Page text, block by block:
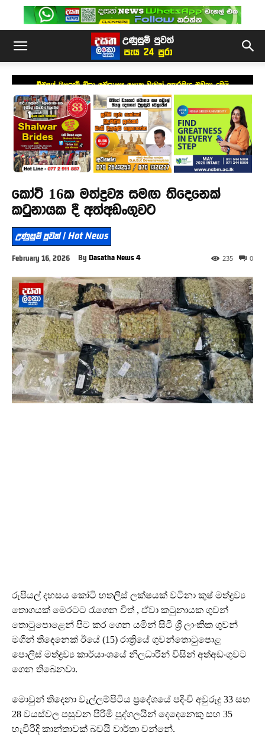
චීනයේ බලපෑම් නිසා නේපාලය ලොකු වැඩක් අතරමැද නවතා දමයි
කෝටි 16ක මත්ද්‍රව්‍ය සමඟ තිදෙනෙක්
කටුනායක දී අත්අඩංගුවට
උණුසුම් පුවත් | Hot News
February 16, 2026 By Dasatha News 4 0
235
රුපියල් දහසය කෝටි හතලිස් ලක්ෂයක් වටිනා කුෂ් මත්ද්‍රව්‍ය
තොගයක් මෙරටට රැගෙන විත් , ඒවා කටුනායක ගුවන්
තොටුපොළෙන් පිට කර ගෙන යමින් සිටි ශ්‍රී ලාංකික ගුවන්
මගීන් තිදෙනෙක් ඊයේ (15) රාත්‍රියේ ගුවන්තොටුපොළ
පොලිස් මත්ද්‍රව්‍ය කාර්යාංශයේ නිලධාරීන් විසින් අත්අඩංගුවට
ගෙන තිබෙනවා.
මොවුන් තිදෙනා වැල්ලම්පිටිය ප්‍රදේශයේ පදිංචි අවුරුදු 33 සහ
28 වයස්වල පසුවන පිරිමි පුද්ගලයින් දෙදෙනෙකු සහ 35
හැවිරිදි කාන්තාවක් බවයි වාර්තා වන්නේ.